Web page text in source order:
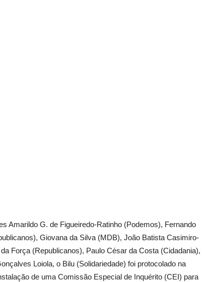
Amarildo G. de Figueiredo-Ratinho (Podemos), Fernando
Giovana da Silva (MDB), João Batista Casimiro-
Força (Republicanos), Paulo César da Costa (Cidadania),
Loiola, o Bilu (Solidariedade) foi protocolado na
de uma Comissão Especial de Inquérito (CEI) para